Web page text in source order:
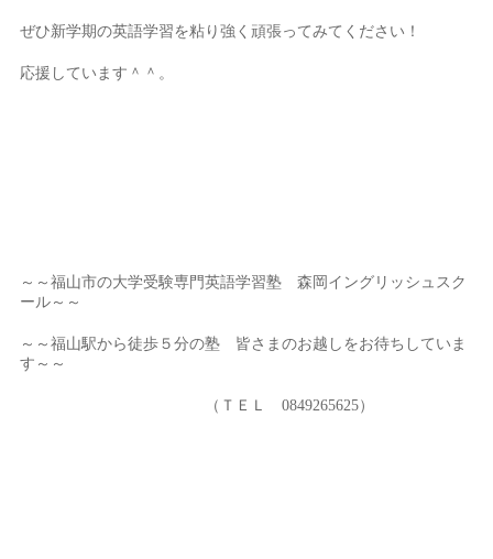
ぜひ新学期の英語学習を粘り強く頑張ってみてください！
応援しています＾＾。
～～福山市の大学受験専門英語学習塾 森岡イングリッシュスク
ール～～
～～福山駅から徒歩５分の塾 皆さまのお越しをお待ちしていま
す～～
（ＴＥＬ 0849265625）